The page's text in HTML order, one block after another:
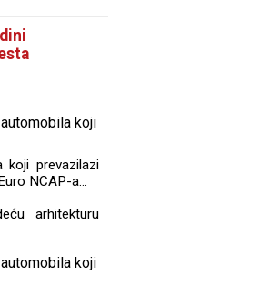
koji prevazilazi
NCAP-a...
arhitekturu